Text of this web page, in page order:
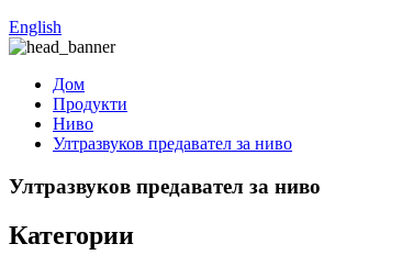
English
Дом
Продукти
Ниво
Ултразвуков предавател за ниво
Ултразвуков предавател за ниво
Категории